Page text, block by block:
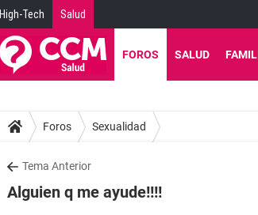
High-Tech Salud
FOROS SALUD
Foros Sexualidad
Tema Anterior
Alguien q me ayude!!!!